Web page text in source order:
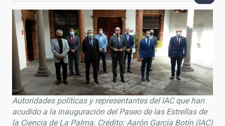
Autoridades políticas y representantes del IAC que han
acudido a la inauguración del Paseo de las Estrellas de
la Ciencia de La Palma. Crédito: Aarón García Botín (IAC)